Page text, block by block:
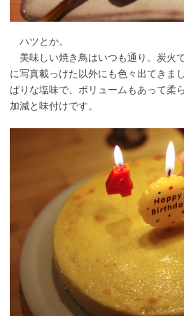
ハツとか。
美味しい焼き鳥はいつも通り。炭火
に写真載っけた以外にも色々出てきま
ぱりな塩味で、ボリュームもあって柔
加減と味付けです。